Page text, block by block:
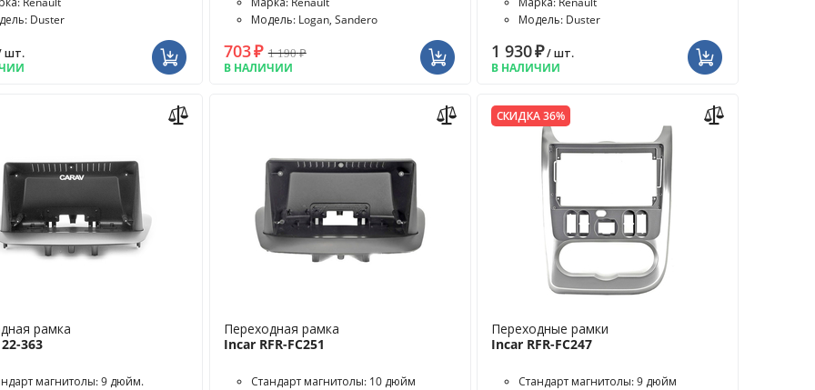
Duster
шт.
Модель: Logan, Sandero
703₽ 1 190₽
В НАЛИЧИИ
Модель: Duster
1 930₽/ шт.
В НАЛИЧИИ
рамка
363
магнитолы: 9 дюйм.
Переходная рамка
Incar RFR-FC251
Стандарт магнитолы: 10 дюйм
СКИДКА 36%
Переходные рамки
Incar RFR-FC247
Стандарт магнитолы: 9 дюйм